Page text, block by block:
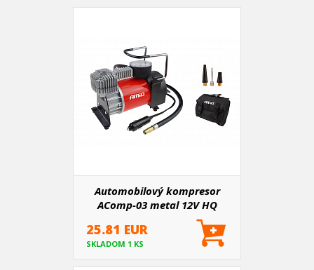
Automobilový kompresor
AComp-03 metal 12V HQ
25.81 EUR
SKLADOM 1 KS